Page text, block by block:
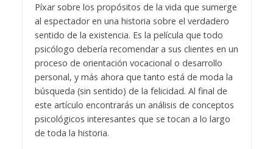
Píxar sobre los propósitos de la vida que sumerge
al espectador en una historia sobre el verdadero
sentido de la existencia. Es la película que todo
psicólogo debería recomendar a sus clientes en un
proceso de orientación vocacional o desarrollo
personal, y más ahora que tanto está de moda la
búsqueda (sin sentido) de la felicidad. Al final de
este artículo encontrarás un análisis de conceptos
psicológicos interesantes que se tocan a lo largo
de toda la historia.